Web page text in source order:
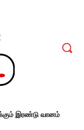
இரண்டு வானம்